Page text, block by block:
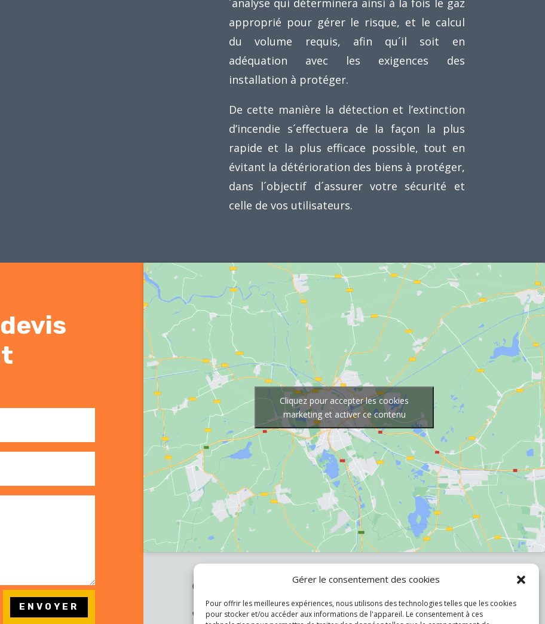
Gérer le consentement des cookies
Pour offrir les meilleures expériences, nous utilisons des technologies telles que les cookies
pour stocker et/ou accéder aux informations de l'appareil. Le consentement à ces
approprié pour gérer le risque, et le calcul
du volume requis, afin qu´il soit en
adéquation avec les exigences des
installation à protéger.
De cette manière la détection et l’extinction
d’incendie s´effectuera de la façon la plus
rapide et la plus efficace possible, tout en
évitant la détérioration des biens à protéger,
dans l´objectif d´assurer votre sécurité et
celle de vos utilisateurs.
ENVOYER
Cliquez pour accepter les cookies
marketing et activer ce contenu

Barcelona

931 597 846